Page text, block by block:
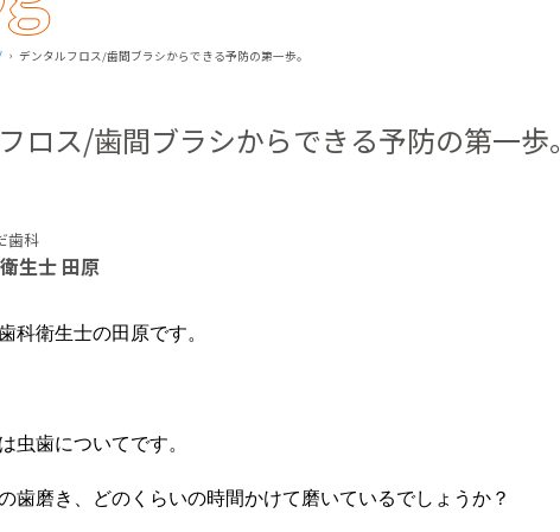
デンタルフロス/歯間ブラシからできる予防の第一歩。
ロス/歯間ブラシからできる予防の第一歩。
歯科
生士 田原
科衛生士の田原です。
虫歯についてです。
歯磨き、どのくらいの時間かけて磨いているでしょうか？